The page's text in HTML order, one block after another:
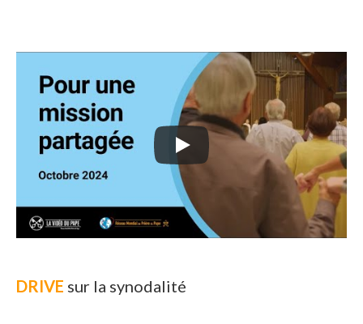
DRIVE sur la synodalité